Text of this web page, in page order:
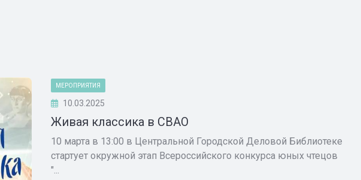
МЕРОПРИЯТИЯ
10.03.2025
Живая классика в СВАО
10 марта в 13:00 в Центральной Городской Деловой Библиотеке
стартует окружной этап Всероссийского конкурса юных чтецов
"...